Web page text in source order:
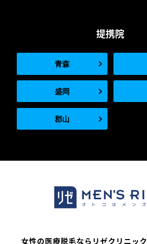
提携院
青森
盛岡
郡山
女性の医療脱毛ならリゼクリニック